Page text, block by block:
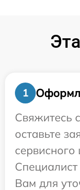
1
Свяжитесь
оставьте
сервисного
Вам для